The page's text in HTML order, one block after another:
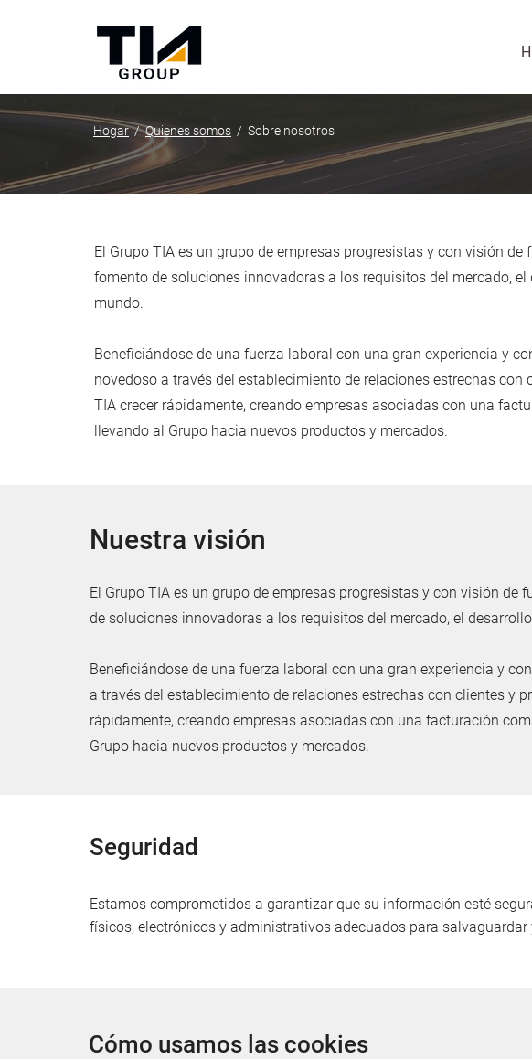
Hogar/Quienes somos / Sobre nosotros
El Grupo TIA es un grupo de empresas progresistas y con visión
fomento de soluciones innovadoras a los requisitos del mercado,
mundo.
Beneficiándose de una fuerza laboral con una gran experiencia y
novedoso a través del establecimiento de relaciones estrechas
TIA crecer rápidamente, creando empresas asociadas con una
llevando al Grupo hacia nuevos productos y mercados.
Nuestra visión
El Grupo TIA es un grupo de empresas progresistas y con visión
de soluciones innovadoras a los requisitos del mercado, el
Beneficiándose de una fuerza laboral con una gran experiencia y
a través del establecimiento de relaciones estrechas con clientes y
rápidamente, creando empresas asociadas con una facturación
Grupo hacia nuevos productos y mercados.
Seguridad
Estamos comprometidos a garantizar que su información esté
físicos, electrónicos y administrativos adecuados para
Cómo usamos las cookies